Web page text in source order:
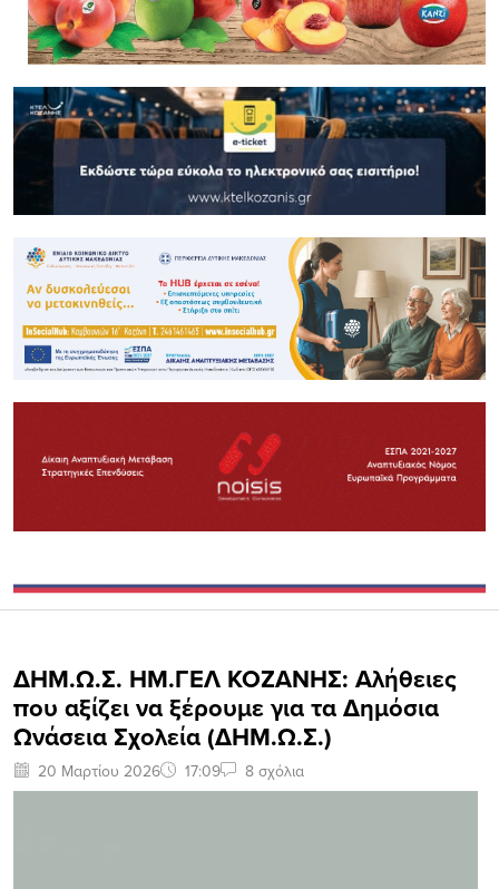
ΔΗΜ.Ω.Σ. ΗΜ.ΓΕΛ ΚΟΖΑΝΗΣ: Αλήθειες
που αξίζει να ξέρουμε για τα Δημόσια
Ωνάσεια Σχολεία (ΔΗΜ.Ω.Σ.)
20 Μαρτίου 2026 17:09 8 σχόλια